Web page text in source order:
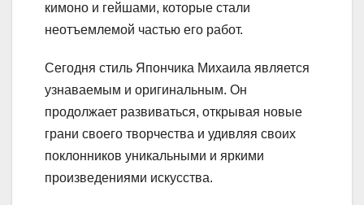
кимоно и гейшами, которые стали
неотъемлемой частью его работ.
Сегодня стиль Япончика Михаила является
узнаваемым и оригинальным. Он
продолжает развиваться, открывая новые
грани своего творчества и удивляя своих
поклонников уникальными и яркими
произведениями искусства.